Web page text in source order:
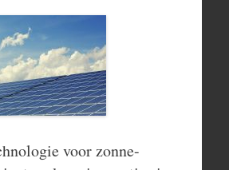
voor zonne-